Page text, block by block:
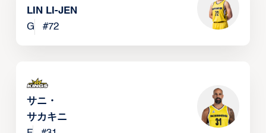
LIN LI-JEN
G
#72
サニ・
サカキニ